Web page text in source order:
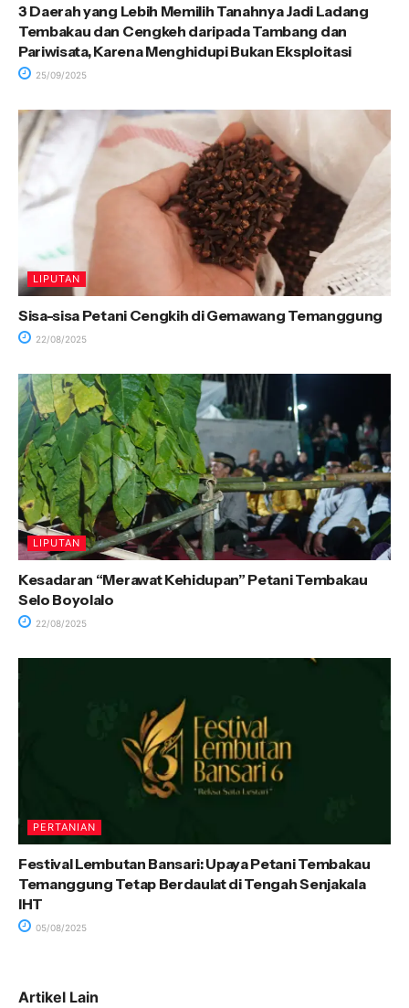
3 Daerah yang Lebih Memilih Tanahnya Jadi Ladang
Tembakau dan Cengkeh daripada Tambang dan
Pariwisata, Karena Menghidupi Bukan Eksploitasi
25/09/2025
LIPUTAN
Sisa-sisa Petani Cengkih di Gemawang Temanggung
22/08/2025
LIPUTAN
Kesadaran “Merawat Kehidupan” Petani Tembakau
Selo Boyolalo
22/08/2025
PERTANIAN
Festival Lembutan Bansari: Upaya Petani Tembakau
Temanggung Tetap Berdaulat di Tengah Senjakala
IHT
05/08/2025
Artikel Lain